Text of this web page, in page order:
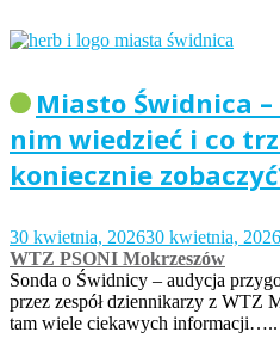
Miasto Świdnica
nim wiedzieć i co
koniecznie
30 kwietnia, 202630 kwietnia, 2026
WTZ PSONI Mokrzeszów
Sonda o Świdnicy – audycja
przez zespół dziennikarzy z WTZ
tam wiele ciekawych informacji…..